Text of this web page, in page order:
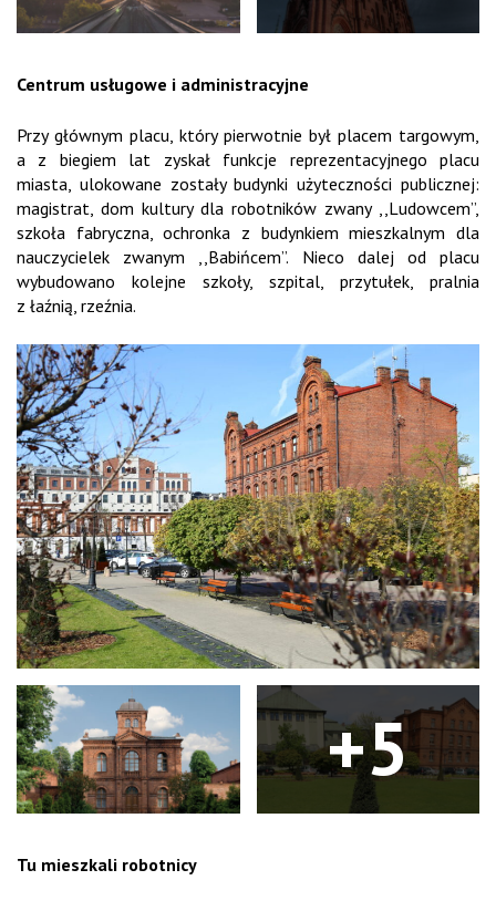
Centrum usługowe i administracyjne
Przy głównym placu, który pierwotnie był placem targowym,
a z biegiem lat zyskał funkcje reprezentacyjnego placu
miasta, ulokowane zostały budynki użyteczności publicznej:
magistrat, dom kultury dla robotników zwany ,,Ludowcem”,
szkoła fabryczna, ochronka z budynkiem mieszkalnym dla
nauczycielek zwanym ,,Babińcem”. Nieco dalej od placu
wybudowano kolejne szkoły, szpital, przytułek, pralnia
z łaźnią, rzeźnia.
+5
Tu mieszkali robotnicy